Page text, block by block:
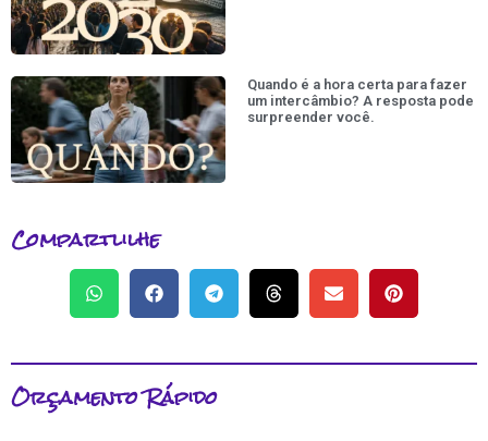
Quando é a hora certa para fazer
um intercâmbio? A resposta pode
surpreender você.
Compartlilhe
Orçamento Rápido